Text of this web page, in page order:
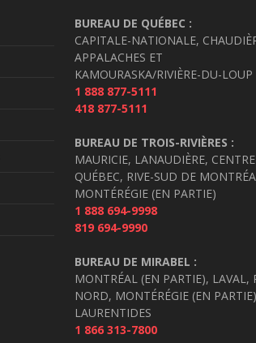
BUREAU DE QUÉBEC :
CAPITALE-NATIONALE,
APPALACHES ET
KAMOURASKA/RIVIÈRE-DU-LOUP
1 888 877-5111
418 877-5111
BUREAU DE TROIS-RIVIÈRES :
MAURICIE, LANAUDIÈRE,
QUÉBEC, RIVE-SUD DE
MONTÉRÉGIE (EN PARTIE)
1 888 694-9998
819 694-9990
BUREAU DE MIRABEL :
MONTRÉAL (EN PARTIE), LAVAL,
NORD, MONTÉRÉGIE (EN
LAURENTIDES
1 866 313-7800